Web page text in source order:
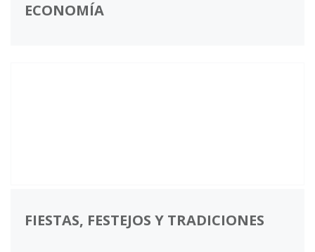
ECONOMÍA
FIESTAS, FESTEJOS Y TRADICIONES